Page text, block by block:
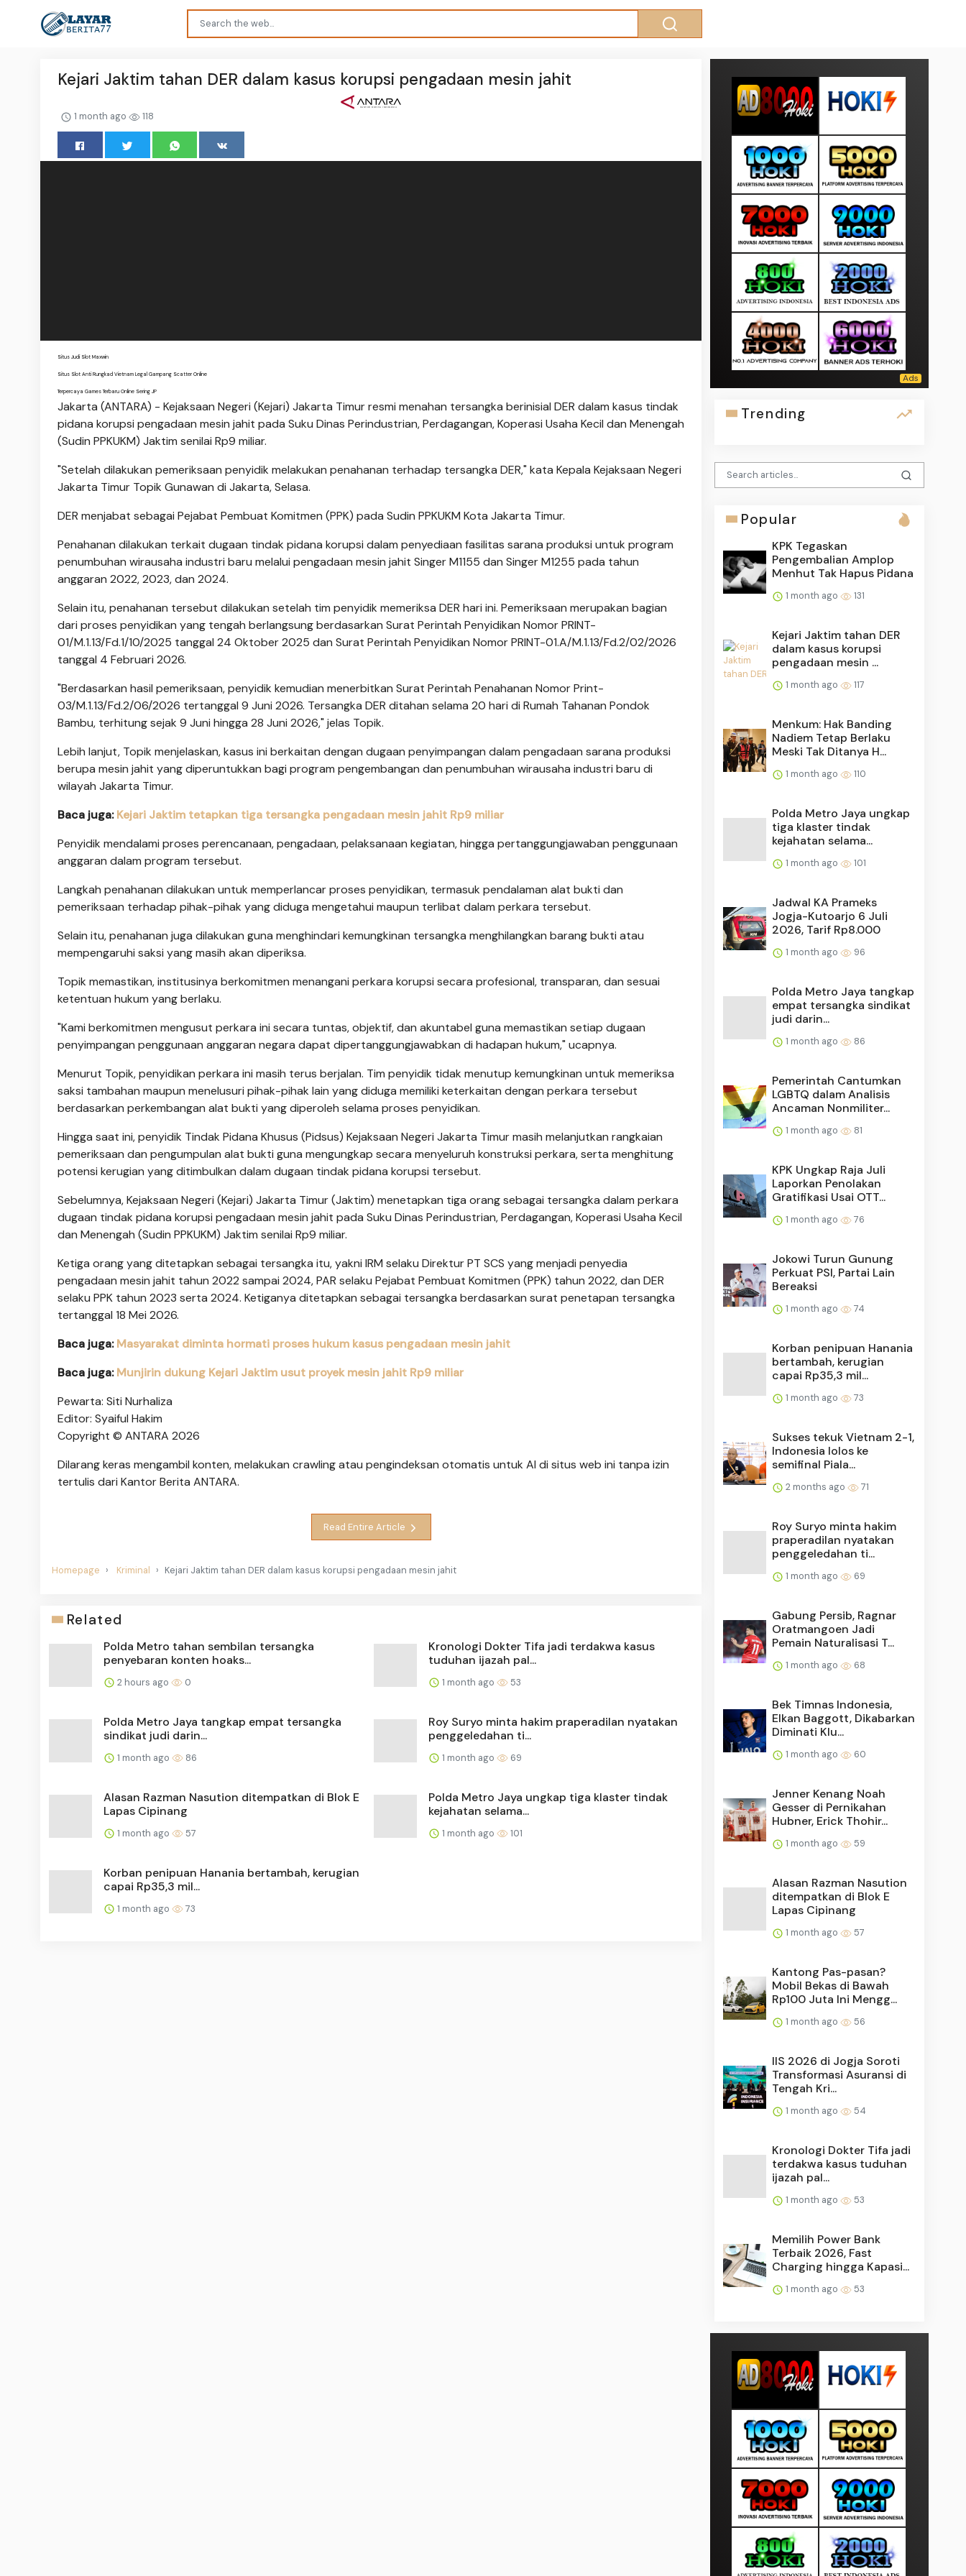
Kejari Jaktim tahan DER dalam kasus korupsi pengadaan mesin jahit
1 month ago 118
Situs Judi Slot Maxwin
Situs Slot Anti Rungkad Vietnam Legal Gampang Scatter Online
Terpercaya Games Terbaru Online Sering JP
Jakarta (ANTARA) - Kejaksaan Negeri (Kejari) Jakarta Timur resmi menahan tersangka berinisial DER dalam kasus tindak
pidana korupsi pengadaan mesin jahit pada Suku Dinas Perindustrian, Perdagangan, Koperasi Usaha Kecil dan Menengah
(Sudin PPKUKM) Jaktim senilai Rp9 miliar.
"Setelah dilakukan pemeriksaan penyidik melakukan penahanan terhadap tersangka DER," kata Kepala Kejaksaan Negeri
Jakarta Timur Topik Gunawan di Jakarta, Selasa.
DER menjabat sebagai Pejabat Pembuat Komitmen (PPK) pada Sudin PPKUKM Kota Jakarta Timur.
Penahanan dilakukan terkait dugaan tindak pidana korupsi dalam penyediaan fasilitas sarana produksi untuk program
penumbuhan wirausaha industri baru melalui pengadaan mesin jahit Singer M1155 dan Singer M1255 pada tahun
anggaran 2022, 2023, dan 2024.
Selain itu, penahanan tersebut dilakukan setelah tim penyidik memeriksa DER hari ini. Pemeriksaan merupakan bagian
dari proses penyidikan yang tengah berlangsung berdasarkan Surat Perintah Penyidikan Nomor PRINT-
01/M.1.13/Fd.1/10/2025 tanggal 24 Oktober 2025 dan Surat Perintah Penyidikan Nomor PRINT-01.A/M.1.13/Fd.2/02/2026
tanggal 4 Februari 2026.
"Berdasarkan hasil pemeriksaan, penyidik kemudian menerbitkan Surat Perintah Penahanan Nomor Print-
03/M.1.13/Fd.2/06/2026 tertanggal 9 Juni 2026. Tersangka DER ditahan selama 20 hari di Rumah Tahanan Pondok
Bambu, terhitung sejak 9 Juni hingga 28 Juni 2026," jelas Topik.
Lebih lanjut, Topik menjelaskan, kasus ini berkaitan dengan dugaan penyimpangan dalam pengadaan sarana produksi
berupa mesin jahit yang diperuntukkan bagi program pengembangan dan penumbuhan wirausaha industri baru di
wilayah Jakarta Timur.
Baca juga:Kejari Jaktim tetapkan tiga tersangka pengadaan mesin jahit Rp9 miliar
Penyidik mendalami proses perencanaan, pengadaan, pelaksanaan kegiatan, hingga pertanggungjawaban penggunaan
anggaran dalam program tersebut.
Langkah penahanan dilakukan untuk memperlancar proses penyidikan, termasuk pendalaman alat bukti dan
pemeriksaan terhadap pihak-pihak yang diduga mengetahui maupun terlibat dalam perkara tersebut.
Selain itu, penahanan juga dilakukan guna menghindari kemungkinan tersangka menghilangkan barang bukti atau
mempengaruhi saksi yang masih akan diperiksa.
Topik memastikan, institusinya berkomitmen menangani perkara korupsi secara profesional, transparan, dan sesuai
ketentuan hukum yang berlaku.
"Kami berkomitmen mengusut perkara ini secara tuntas, objektif, dan akuntabel guna memastikan setiap dugaan
penyimpangan penggunaan anggaran negara dapat dipertanggungjawabkan di hadapan hukum," ucapnya.
Menurut Topik, penyidikan perkara ini masih terus berjalan. Tim penyidik tidak menutup kemungkinan untuk memeriksa
saksi tambahan maupun menelusuri pihak-pihak lain yang diduga memiliki keterkaitan dengan perkara tersebut
berdasarkan perkembangan alat bukti yang diperoleh selama proses penyidikan.
Hingga saat ini, penyidik Tindak Pidana Khusus (Pidsus) Kejaksaan Negeri Jakarta Timur masih melanjutkan rangkaian
pemeriksaan dan pengumpulan alat bukti guna mengungkap secara menyeluruh konstruksi perkara, serta menghitung
potensi kerugian yang ditimbulkan dalam dugaan tindak pidana korupsi tersebut.
Sebelumnya, Kejaksaan Negeri (Kejari) Jakarta Timur (Jaktim) menetapkan tiga orang sebagai tersangka dalam perkara
dugaan tindak pidana korupsi pengadaan mesin jahit pada Suku Dinas Perindustrian, Perdagangan, Koperasi Usaha Kecil
dan Menengah (Sudin PPKUKM) Jaktim senilai Rp9 miliar.
Ketiga orang yang ditetapkan sebagai tersangka itu, yakni IRM selaku Direktur PT SCS yang menjadi penyedia
pengadaan mesin jahit tahun 2022 sampai 2024, PAR selaku Pejabat Pembuat Komitmen (PPK) tahun 2022, dan DER
selaku PPK tahun 2023 serta 2024. Ketiganya ditetapkan sebagai tersangka berdasarkan surat penetapan tersangka
tertanggal 18 Mei 2026.
Baca juga:Masyarakat diminta hormati proses hukum kasus pengadaan mesin jahit
Baca juga:Munjirin dukung Kejari Jaktim usut proyek mesin jahit Rp9 miliar
Pewarta: Siti Nurhaliza
Editor: Syaiful Hakim
Copyright © ANTARA 2026
Dilarang keras mengambil konten, melakukan crawling atau pengindeksan otomatis untuk AI di situs web ini tanpa izin
tertulis dari Kantor Berita ANTARA.
Read Entire Article
Homepage Kriminal Kejari Jaktim tahan DER dalam kasus korupsi pengadaan mesin jahit
Related
Polda Metro tahan sembilan tersangka
penyebaran konten hoaks...
2 hours ago 0
Kronologi Dokter Tifa jadi terdakwa kasus
tuduhan ijazah pal...
1 month ago 53
Polda Metro Jaya tangkap empat tersangka
sindikat judi darin...
1 month ago 86
Roy Suryo minta hakim praperadilan nyatakan
penggeledahan ti...
1 month ago 69
Alasan Razman Nasution ditempatkan di Blok E
Lapas Cipinang
1 month ago 57
Polda Metro Jaya ungkap tiga klaster tindak
kejahatan selama...
1 month ago 101
Korban penipuan Hanania bertambah, kerugian
capai Rp35,3 mil...
1 month ago 73
Trending
Popular
KPK Tegaskan
Pengembalian Amplop
Menhut Tak Hapus Pidana
1 month ago 131
Kejari Jaktim tahan DER
dalam kasus korupsi
pengadaan mesin ...
1 month ago 117
Menkum: Hak Banding
Nadiem Tetap Berlaku
Meski Tak Ditanya H...
1 month ago 110
Polda Metro Jaya ungkap
tiga klaster tindak
kejahatan selama...
1 month ago 101
Jadwal KA Prameks
Jogja-Kutoarjo 6 Juli
2026, Tarif Rp8.000
1 month ago 96
Polda Metro Jaya tangkap
empat tersangka sindikat
judi darin...
1 month ago 86
Pemerintah Cantumkan
LGBTQ dalam Analisis
Ancaman Nonmiliter...
1 month ago 81
KPK Ungkap Raja Juli
Laporkan Penolakan
Gratifikasi Usai OTT...
1 month ago 76
Jokowi Turun Gunung
Perkuat PSI, Partai Lain
Bereaksi
1 month ago 74
Korban penipuan Hanania
bertambah, kerugian
capai Rp35,3 mil...
1 month ago 73
Sukses tekuk Vietnam 2-1,
Indonesia lolos ke
semifinal Piala...
2 months ago 71
Roy Suryo minta hakim
praperadilan nyatakan
penggeledahan ti...
1 month ago 69
Gabung Persib, Ragnar
Oratmangoen Jadi
Pemain Naturalisasi T...
1 month ago 68
Bek Timnas Indonesia,
Elkan Baggott, Dikabarkan
Diminati Klu...
1 month ago 60
Jenner Kenang Noah
Gesser di Pernikahan
Hubner, Erick Thohir...
1 month ago 59
Alasan Razman Nasution
ditempatkan di Blok E
Lapas Cipinang
1 month ago 57
Kantong Pas-pasan?
Mobil Bekas di Bawah
Rp100 Juta Ini Mengg...
1 month ago 56
IIS 2026 di Jogja Soroti
Transformasi Asuransi di
Tengah Kri...
1 month ago 54
Kronologi Dokter Tifa jadi
terdakwa kasus tuduhan
ijazah pal...
1 month ago 53
Memilih Power Bank
Terbaik 2026, Fast
Charging hingga Kapasi...
1 month ago 53